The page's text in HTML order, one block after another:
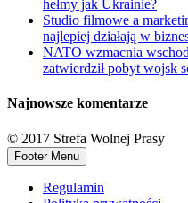
hełmy jak Ukrainie?
Studio filmowe a
najlepiej działają w
NATO wzmacnia
zatwierdził pobyt wojsk
Najnowsze komentarze
© 2017 Strefa Wolnej Prasy
Footer Menu
Regulamin